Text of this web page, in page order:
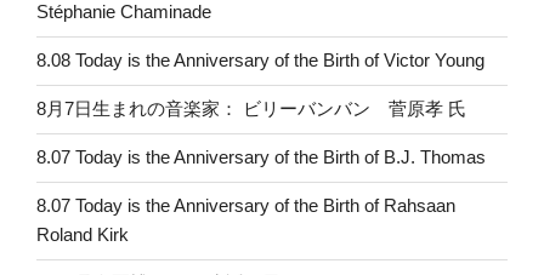
Stéphanie Chaminade
8.08 Today is the Anniversary of the Birth of Victor Young
8月7日生まれの音楽家： ビリーバンバン 菅原孝 氏
8.07 Today is the Anniversary of the Birth of B.J. Thomas
8.07 Today is the Anniversary of the Birth of Rahsaan
Roland Kirk